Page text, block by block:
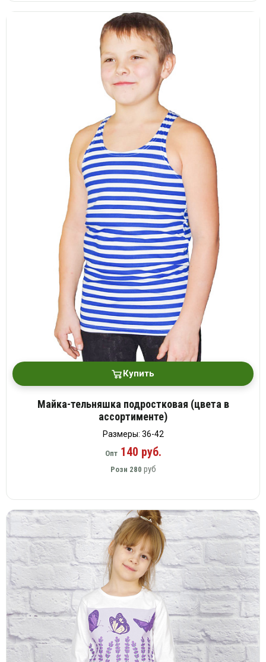
Купить
Майка-тельняшка подростковая (цвета в
ассортименте)
Размеры: 36-42
Опт140 руб.
Розн 280 руб